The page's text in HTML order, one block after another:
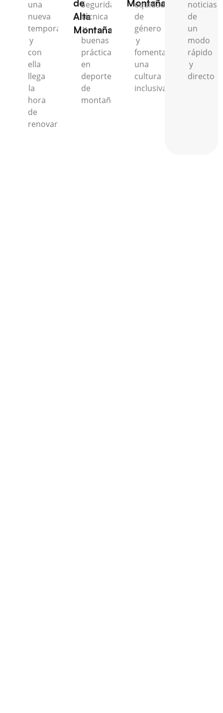
una
nueva
temporada
y
con
ella
llega
la
hora
de
renovar.
de
Alta
Montaña
Seguridad,
técnica
y
buenas
prácticas
en
deportes
de
montaña.
Montaña
equidad
de
género
y
fomentamos
una
cultura
inclusiva.
noticias
de
un
modo
rápido
y
directo